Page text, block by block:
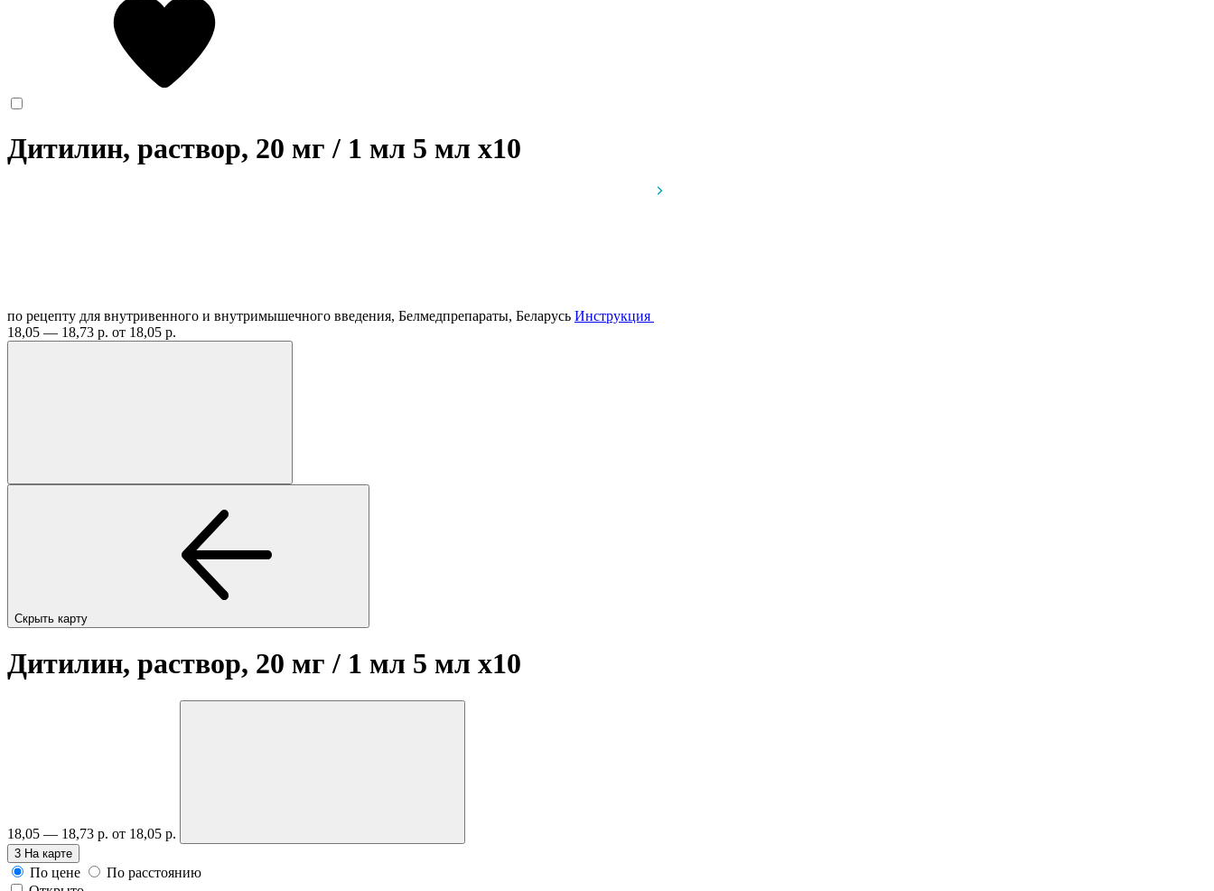
Дитилин, раствор, 20 мг / 1 мл 5 мл x10
по рецепту для внутривенного и внутримышечного введения, Белмедпрепараты, Беларусь Инструкция
18,05 — 18,73 р. от 18,05 р.
Скрыть карту
Дитилин, раствор, 20 мг / 1 мл 5 мл x10
18,05 — 18,73 р. от 18,05 р.
3 На карте
По цене
По расстоянию